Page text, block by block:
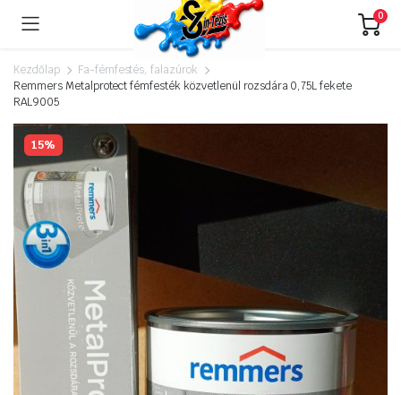
0
Kezdőlap
Fa-fémfestés, falazúrok
Remmers Metalprotect fémfesték közvetlenül rozsdára 0,75L fekete
RAL9005
15%